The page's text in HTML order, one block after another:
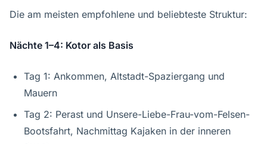
Die am meisten empfohlene und beliebteste Struktur:
Nächte 1–4: Kotor als Basis
Tag 1: Ankommen, Altstadt-Spaziergang und
Mauern
Tag 2: Perast und Unsere-Liebe-Frau-vom-Felsen-
Bootsfahrt, Nachmittag Kajaken in der inneren